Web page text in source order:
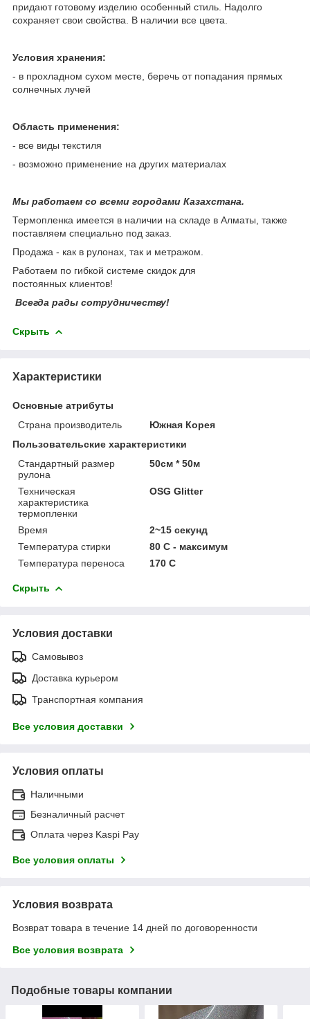
придают готовому изделию особенный стиль. Надолго
сохраняет свои свойства. В наличии все цвета.
Условия хранения:
- в прохладном сухом месте, беречь от попадания прямых
солнечных лучей
Область применения:
- все виды текстиля
- возможно применение на других материалах
Мы работаем со всеми городами Казахстана.
Термопленка имеется в наличии на складе в Алматы, также
поставляем специально под заказ.
Продажа - как в рулонах, так и метражом.
Работаем по гибкой системе скидок для
постоянных клиентов!
Всегда рады сотрудничеству!
Скрыть
Характеристики
Основные атрибуты
Страна производитель
Южная Корея
Пользовательские характеристики
Стандартный размер
рулона
50см * 50м
Техническая
характеристика
термопленки
OSG Glitter
Время
2~15 секунд
Температура стирки
80 С - максимум
Температура переноса
170 С
Скрыть
Условия доставки
Самовывоз
Доставка курьером
Транспортная компания
Все условия доставки
Условия оплаты
Наличными
Безналичный расчет
Оплата через Kaspi Pay
Все условия оплаты
Условия возврата
Возврат товара в течение 14 дней по договоренности
Все условия возврата
Подобные товары компании